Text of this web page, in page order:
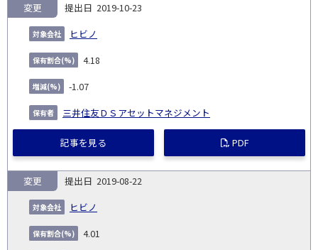
2019-10-23
ヒビノ
変更
4.18
-1.07
三井住友ＤＳアセットマネジメント
記事を見る PDF
2019-08-22
ヒビノ
変更
4.01